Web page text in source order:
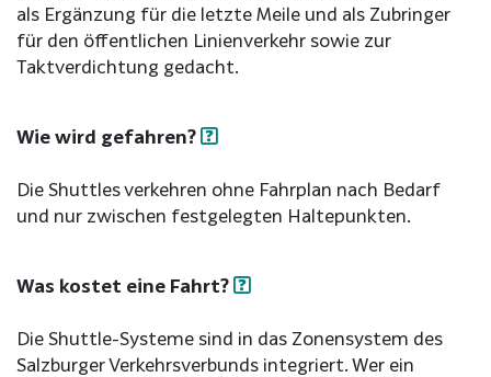
als Ergänzung für die letzte Meile und als Zubringer
für den öffentlichen Linienverkehr sowie zur
Taktverdichtung gedacht.
Wie wird gefahren?
Die Shuttles verkehren ohne Fahrplan nach Bedarf
und nur zwischen festgelegten Haltepunkten.
Was kostet eine Fahrt?
Die Shuttle-Systeme sind in das Zonensystem des
Salzburger Verkehrsverbunds integriert. Wer ein